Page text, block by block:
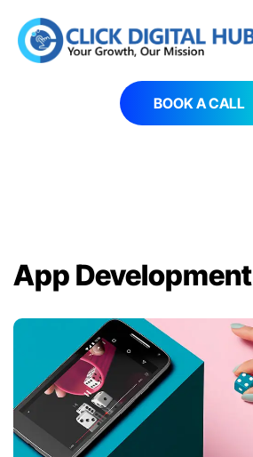
BOOK A CALL
App Development